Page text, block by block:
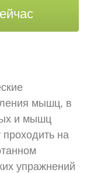
мышц, в
и мышц
на
упражнений